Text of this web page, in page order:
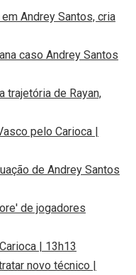
Andrey Santos, cria
caso Andrey Santos
trajetória de Rayan,
pelo Carioca |
de Andrey Santos
de jogadores
| 13h13
novo técnico |